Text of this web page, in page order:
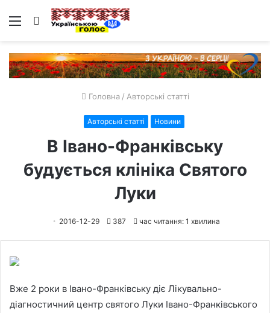
Меню Пошук
Головна / Авторські статті
Авторські статті Новини
В Івано-Франківську
будується клініка Святого
Луки
2016-12-29 387 час читання: 1 хвилина
Вже 2 роки в Івано-Франківську діє Лікувально-
діагностичний центр святого Луки Івано-Франківського